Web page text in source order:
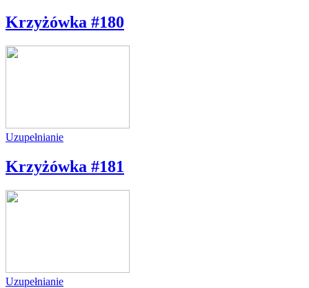
Krzyżówka #180
Uzupełnianie
Krzyżówka #181
Uzupełnianie